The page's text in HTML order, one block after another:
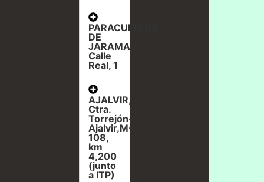
PARACUELLOS
DE
JARAMA,
Calle
Real, 1
AJALVIR,
Ctra.
Torrejón-
Ajalvir,M-
108,
km
4,200
(junto
a ITP)